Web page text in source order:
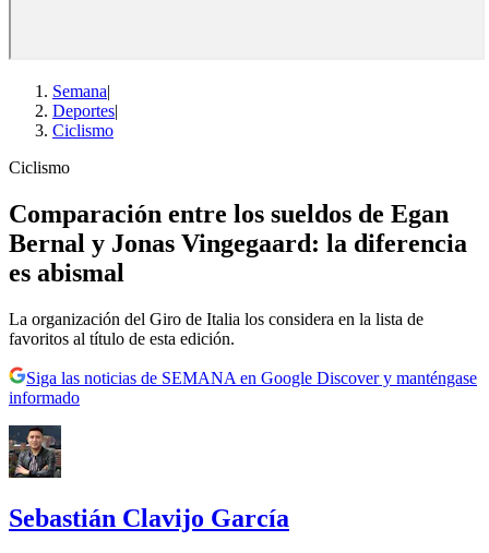
Semana|
Deportes|
Ciclismo
Ciclismo
Comparación entre los sueldos de Egan
Bernal y Jonas Vingegaard: la diferencia
es abismal
La organización del Giro de Italia los considera en la lista de
favoritos al título de esta edición.
Siga las noticias de SEMANA en Google Discover y manténgase
informado
Sebastián Clavijo García